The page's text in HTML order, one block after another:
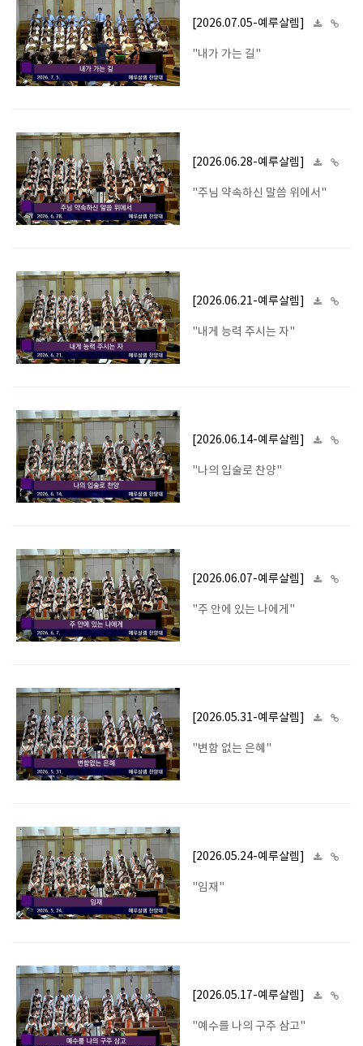
[2026.07.05-예루살렘]
"내가 가는 길"
[2026.06.28-예루살렘]
"주님 약속하신 말씀 위에서"
[2026.06.21-예루살렘]
"내게 능력 주시는 자"
[2026.06.14-예루살렘]
"나의 입술로 찬양"
[2026.06.07-예루살렘]
"주 안에 있는 나에게"
[2026.05.31-예루살렘]
"변함 없는 은혜"
[2026.05.24-예루살렘]
"임재"
[2026.05.17-예루살렘]
"예수를 나의 구주 삼고"